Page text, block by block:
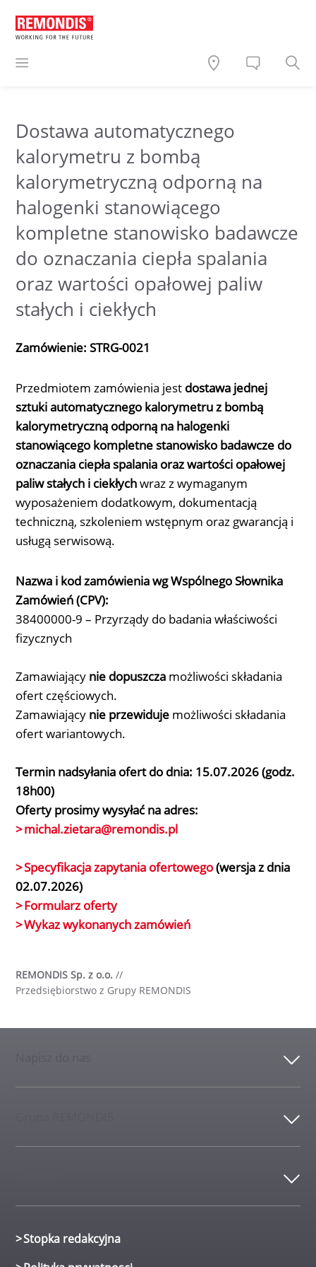
Dostawa automatycznego
kalorymetru z bombą
kalorymetryczną odporną na
halogenki stanowiącego
kompletne stanowisko badawcze
do oznaczania ciepła spalania
oraz wartości opałowej paliw
stałych i ciekłych
Zamówienie: STRG-0021
Przedmiotem zamówienia jest dostawa jednej
sztuki automatycznego kalorymetru z bombą
kalorymetryczną odporną na halogenki
stanowiącego kompletne stanowisko badawcze do
oznaczania ciepła spalania oraz wartości opałowej
paliw stałych i ciekłychwraz z wymaganym
wyposażeniem dodatkowym, dokumentacją
techniczną, szkoleniem wstępnym oraz gwarancją i
usługą serwisową.
Nazwa i kod zamówienia wg Wspólnego Słownika
Zamówień (CPV):
38400000-9 – Przyrządy do badania właściwości
fizycznych
Zamawiający nie dopuszcza możliwości składania
ofert częściowych.
Zamawiający nie przewiduje możliwości składania
ofert wariantowych.
Termin nadsyłania ofert do dnia: 15.07.2026 (godz.
18h00)
Oferty prosimy wysyłać na adres:
michal.zietara@remondis.pl
Specyfikacja zapytania ofertowego(wersja z dnia
02.07.2026)
Formularz oferty
Wykaz wykonanych zamówień
REMONDIS Sp. z o.o. //
Przedsiębiorstwo z Grupy REMONDIS
Stopka redakcyjna